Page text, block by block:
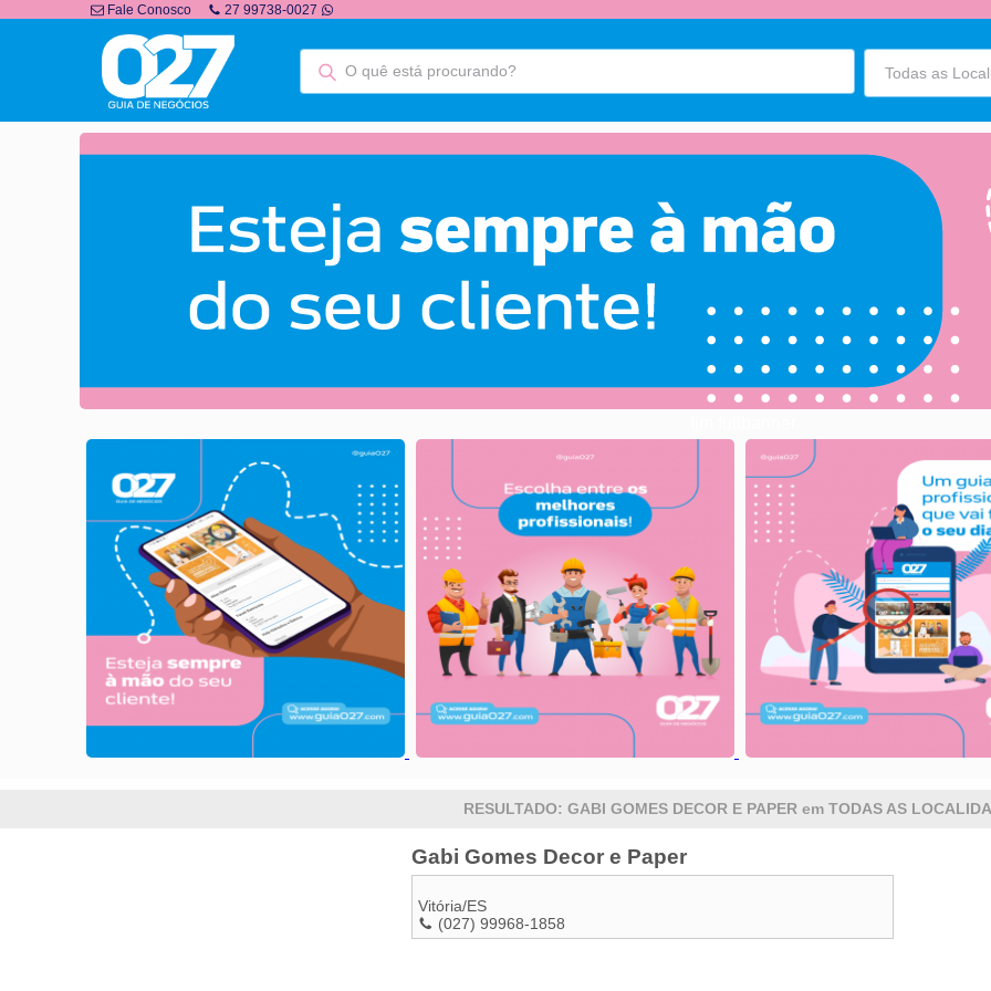
Fale Conosco 27 99738-0027
RESULTADO: GABI GOMES DECOR E PAPER em TODAS AS
Gabi Gomes Decor e Paper
Vitória/ES
(027) 99968-1858